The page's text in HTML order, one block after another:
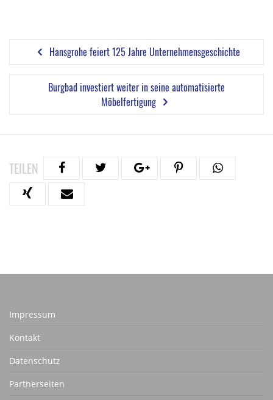
Hansgrohe feiert 125 Jahre Unternehmensgeschichte
Burgbad investiert weiter in seine automatisierte
Möbelfertigung
TEILEN
Impressum
Kontakt
Datenschutz
Partnerseiten